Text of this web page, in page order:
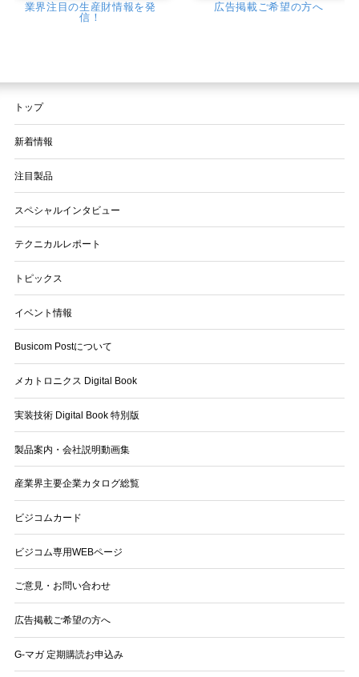
業界注目の生産財情報を発
信！
広告掲載ご希望の方へ
トップ
新着情報
注目製品
スペシャルインタビュー
テクニカルレポート
トピックス
イベント情報
Busicom Postについて
メカトロニクス Digital Book
実装技術 Digital Book 特別版
製品案内・会社説明動画集
産業界主要企業カタログ総覧
ビジコムカード
ビジコム専用WEBページ
ご意見・お問い合わせ
広告掲載ご希望の方へ
G-マガ 定期購読お申込み